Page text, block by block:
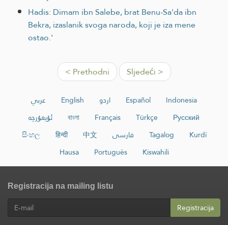
Hadis: Dimam ibn Salebe, brat Benu-Sa'da ibn
Bekra, izaslanik svoga naroda, koji je iza mene
ostao.'
< Prethodni Sljedeći >
عربي English اردو Español
Indonesia
ئۇيغۇرچە
বাংলা Français Türkçe
Русский
සිංහල
हिन्दी 中文 فارسی Tagalog
Kurdî
Hausa
Português Kiswahili
Registracija na mailing listu
Registracija